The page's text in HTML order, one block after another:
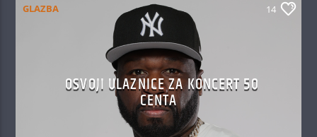
GLAZBA 14
OSVOJI ULAZNICE ZA KONCERT 50
CENTA